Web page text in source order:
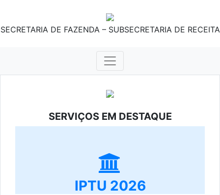
SECRETARIA DE FAZENDA – SUBSECRETARIA DE RECEITA
SERVIÇOS EM DESTAQUE
IPTU 2026